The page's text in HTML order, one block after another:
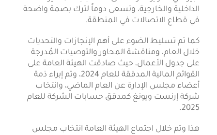
الداخلية والخارجية، وتسعى دوماً لترك بصمة واضحة
في قطاع الاتصالات في المنطقة.
كما تم تسليط الضوء على أهم الإنجازات والتحديات
خلال العام، ومناقشة المحاور والتوصيات المُدرجة
على جدول الأعمال، حيث صادقت الهيئة العامة على
القوائم المالية المدققة للعام 2024، وتم إبراء ذمة
أعضاء مجلس الإدارة عن العام الماضي، وانتخاب
شركة إرنست ويونغ كمدقق حسابات الشركة للعام
2025.
هذا وتم خلال اجتماع الهيئة العامة انتخاب مجلس